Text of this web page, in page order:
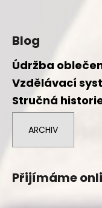
Blog
Údržba
Vzdělávací
Stručná
ARCHIV
Přijímáme